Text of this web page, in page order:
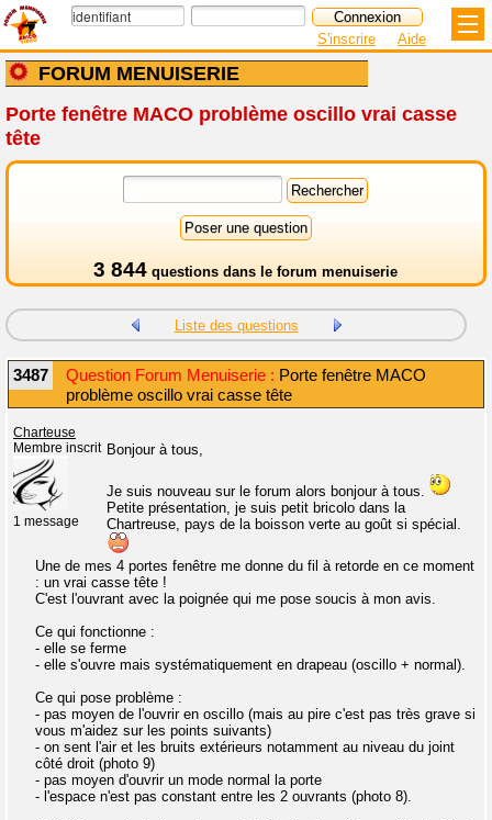
FORUM MENUISERIE
S'inscrire Aide
Porte fenêtre MACO problème oscillo vrai casse
tête
3 844 questions dans le forum menuiserie
Liste des questions
3487 Question Forum Menuiserie : Porte fenêtre MACO
problème oscillo vrai casse tête
Charteuse
Membre inscrit
1 message
Bonjour à tous,
Je suis nouveau sur le forum alors bonjour à tous.
Petite présentation, je suis petit bricolo dans la
Chartreuse, pays de la boisson verte au goût si spécial.
Une de mes 4 portes fenêtre me donne du fil à retorde en ce moment
: un vrai casse tête !
C'est l'ouvrant avec la poignée qui me pose soucis à mon avis.
Ce qui fonctionne :
- elle se ferme
- elle s'ouvre mais systématiquement en drapeau (oscillo + normal).
Ce qui pose problème :
- pas moyen de l'ouvrir en oscillo (mais au pire c'est pas très grave si
vous m'aidez sur les points suivants)
- on sent l'air et les bruits extérieurs notamment au niveau du joint
côté droit (photo 9)
- pas moyen d'ouvrir un mode normal la porte
- l'espace n'est pas constant entre les 2 ouvrants (photo 8).